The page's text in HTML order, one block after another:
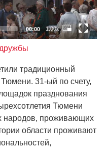
00:00 1.00x
традиционный
31-ый по счету,
празднования
Тюмени
народов, проживающих
области проживают